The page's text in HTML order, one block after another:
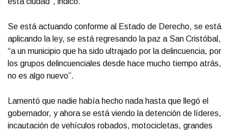
Se está actuando conforme al Estado de Derecho, se está
aplicando la ley, se está regresando la paz a San Cristóbal,
“a un municipio que ha sido ultrajado por la delincuencia, por
los grupos delincuenciales desde hace mucho tiempo atrás,
no es algo nuevo”.
Lamentó que nadie había hecho nada hasta que llegó el
gobernador, y ahora se está viendo la detención de líderes,
incautación de vehículos robados, motocicletas, grandes